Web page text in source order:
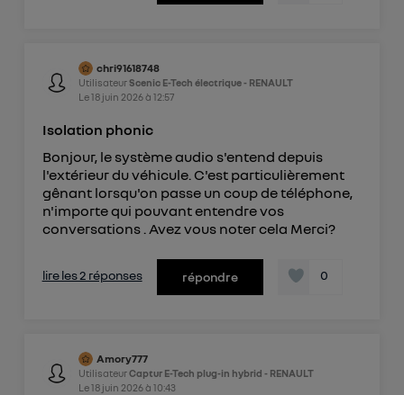
chri91618748
UtilisateurScenic E-Tech électrique - RENAULT
Le18 juin 2026à 12:57
Isolation phonic
Bonjour, le système audio s'entend depuis
l'extérieur du véhicule. C'est particulièrement
gênant lorsqu'on passe un coup de téléphone,
n'importe qui pouvant entendre vos
conversations . Avez vous noter cela Merci?
lire les 2 réponses répondre 0
Amory777
UtilisateurCaptur E-Tech plug-in hybrid - RENAULT
Le18 juin 2026à 10:43